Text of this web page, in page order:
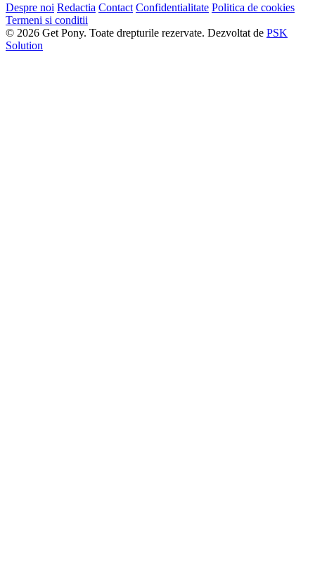
Despre noi Redactia Contact Confidentialitate Politica de cookies
Termeni si conditii
© 2026 Get Pony. Toate drepturile rezervate. Dezvoltat de PSK
Solution